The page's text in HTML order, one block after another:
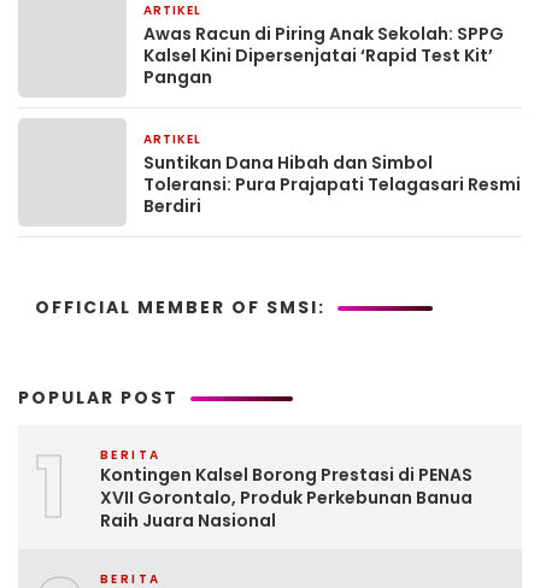
ARTIKEL
Awas Racun di Piring Anak Sekolah: SPPG
Kalsel Kini Dipersenjatai ‘Rapid Test Kit’
Pangan
ARTIKEL
Suntikan Dana Hibah dan Simbol
Toleransi: Pura Prajapati Telagasari Resmi
Berdiri
OFFICIAL MEMBER OF SMSI:
POPULAR POST
1 BERITA
Kontingen Kalsel Borong Prestasi di PENAS
XVII Gorontalo, Produk Perkebunan Banua
Raih Juara Nasional
BERITA